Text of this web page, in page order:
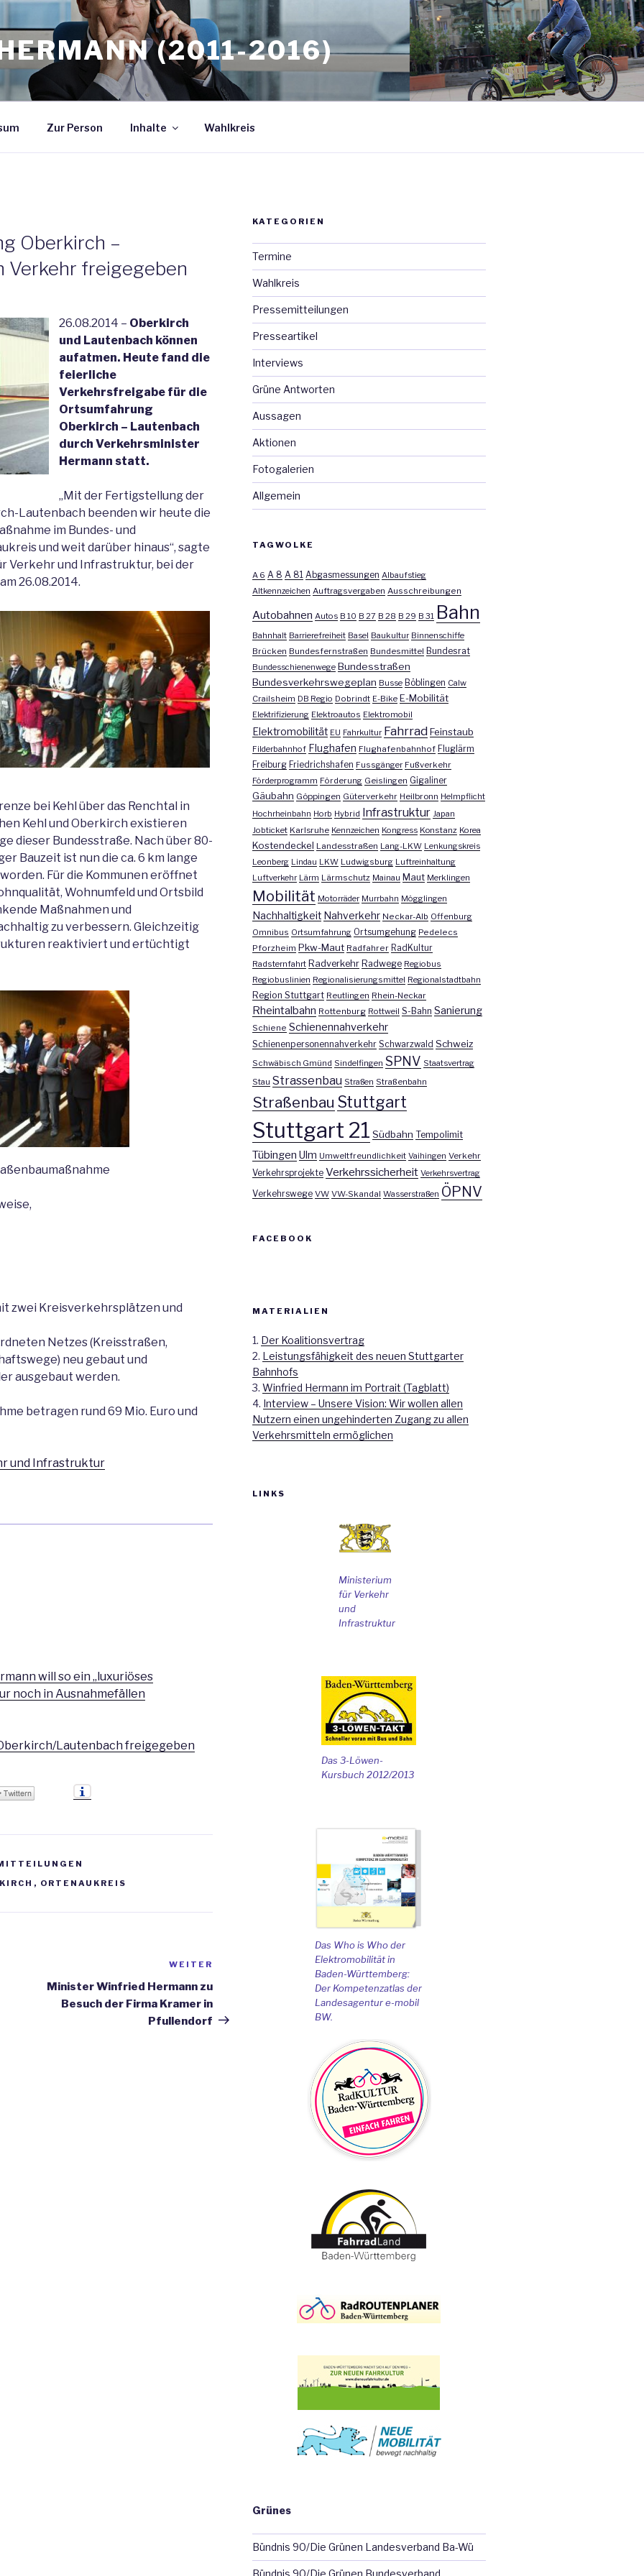
(2011-2016)
Zur Person Inhalte Wahlkreis
Oberkirch –
Verkehr freigegeben
26.08.2014 – Oberkirch
und Lautenbach können
aufatmen. Heute fand die
feierliche
Verkehrsfreigabe für die
Ortsumfahrung
Oberkirch – Lautenbach
durch Verkehrsminister
Hermann statt.
„Mit der Fertigstellung der
Lautenbach beenden wir heute die
im Bundes- und
und weit darüber hinaus“, sagte
Verkehr und Infrastruktur, bei der
26.08.2014.
bei Kehl über das Renchtal in
Kehl und Oberkirch existieren
dieser Bundesstraße. Nach über 80-
Bauzeit ist nun die ca. 6 km lange
Für die Kommunen eröffnet
Wohnumfeld und Ortsbild
Maßnahmen und
zu verbessern. Gleichzeitig
reaktiviert und ertüchtigt
zwei Kreisverkehrsplätzen und
Netzes (Kreisstraßen,
neu gebaut und
ausgebaut werden.
betragen rund 69 Mio. Euro und
und Infrastruktur
will so ein „luxuriöses
noch in Ausnahmefällen
Lautenbach freigegeben
, ORTENAUKREIS
WEITER
Minister Winfried Hermann zu
Besuch der Firma Kramer in
Pfullendorf
KATEGORIEN
Termine
Wahlkreis
Pressemitteilungen
Presseartikel
Interviews
Grüne Antworten
Aussagen
Aktionen
Fotogalerien
Allgemein
TAGWOLKE
A 6 A 8 A 81 Abgasmessungen Albaufstieg
Altkennzeichen Auftragsvergaben Ausschreibungen
Autobahnen Autos B 10 B 27 B 28 B 29 B 31 Bahn
Bahnhalt Barrierefreiheit Basel Baukultur Binnenschiffe
Brücken Bundesfernstraßen Bundesmittel Bundesrat
Bundesschienenwege Bundesstraßen
Bundesverkehrswegeplan Busse Böblingen Calw
Crailsheim DB Regio Dobrindt E-Bike E-Mobilität
Elektrifizierung Elektroautos Elektromobil
Elektromobilität EU Fahrkultur Fahrrad Feinstaub
Filderbahnhof Flughafen Flughafenbahnhof Fluglärm
Freiburg Friedrichshafen Fussgänger Fußverkehr
Förderprogramm Förderung Geislingen Gigaliner
Gäubahn Göppingen Güterverkehr Heilbronn Helmpflicht
Hochrheinbahn Horb Hybrid Infrastruktur Japan
Jobticket Karlsruhe Kennzeichen Kongress Konstanz Korea
Kostendeckel Landesstraßen Lang-LKW Lenkungskreis
Leonberg Lindau LKW Ludwigsburg Luftreinhaltung
Luftverkehr Lärm Lärmschutz Mainau Maut Merklingen
Mobilität Motorräder Murrbahn Mögglingen
Nachhaltigkeit Nahverkehr Neckar-Alb Offenburg
Omnibus Ortsumfahrung Ortsumgehung Pedelecs
Pforzheim Pkw-Maut Radfahrer RadKultur
Radsternfahrt Radverkehr Radwege Regiobus
Regiobuslinien Regionalisierungsmittel Regionalstadtbahn
Region Stuttgart Reutlingen Rhein-Neckar
Rheintalbahn Rottenburg Rottweil S-Bahn Sanierung
Schiene Schienennahverkehr
Schienenpersonennahverkehr Schwarzwald Schweiz
Schwäbisch Gmünd Sindelfingen SPNV Staatsvertrag
Stau Strassenbau Straßen Straßenbahn
Straßenbau Stuttgart
Stuttgart 21 Südbahn Tempolimit
Tübingen Ulm Umweltfreundlichkeit Vaihingen Verkehr
Verkehrsprojekte Verkehrssicherheit Verkehrsvertrag
Verkehrswege VW VW-Skandal Wasserstraßen ÖPNV
FACEBOOK
MATERIALIEN
1. Der Koalitionsvertrag
2. Leistungsfähigkeit des neuen Stuttgarter
Bahnhofs
3. Winfried Hermann im Portrait (Tagblatt)
4. Interview – Unsere Vision: Wir wollen allen
Nutzern einen ungehinderten Zugang zu allen
Verkehrsmitteln ermöglichen
LINKS
Ministerium
für Verkehr
und
Infrastruktur
Das 3-Löwen-
Kursbuch 2012/2013
Das Who is Who der
Elektromobilität in
Baden-Württemberg:
Der Kompetenzatlas der
Landesagentur e-mobil
BW.
Grünes
Bündnis 90/Die Grünen Landesverband Ba-Wü